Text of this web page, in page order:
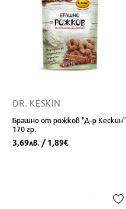
DR. KESKIN
Брашно от рожков "Д-р Кескин"
170 гр.
3,69лв. / 1,89€